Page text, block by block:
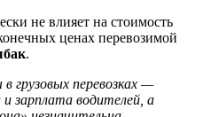
не влияет на стоимость
ценах перевозимой
.
грузовых перевозках —
зарплата водителей, а